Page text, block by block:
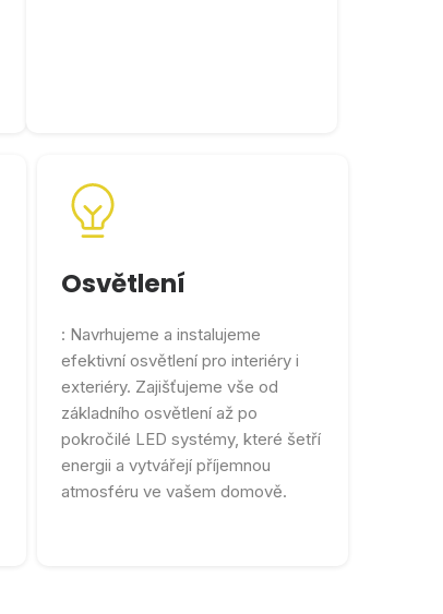
Osvětlení
: Navrhujeme a instalujeme
efektivní osvětlení pro interiéry i
exteriéry. Zajišťujeme vše od
základního osvětlení až po
pokročilé LED systémy, které šetří
energii a vytvářejí příjemnou
atmosféru ve vašem domově.